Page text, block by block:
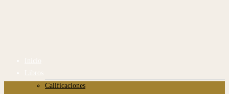
Inicio
Libros
Calificaciones